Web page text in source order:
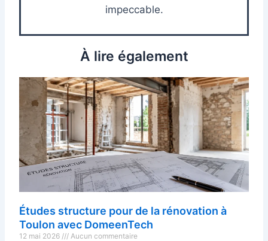
impeccable.
À lire également
Études structure pour de la rénovation à
Toulon avec DomeenTech
12 mai 2026 Aucun commentaire